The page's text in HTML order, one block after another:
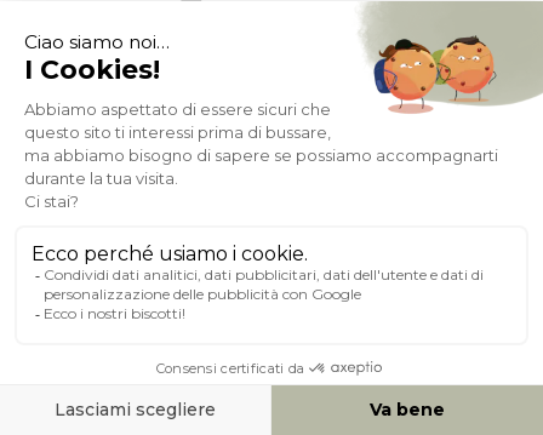
Divano letto sfoderabile 3-4 posti forma a fagiolo in tessuto
effetto velluto color terracotta SACHA